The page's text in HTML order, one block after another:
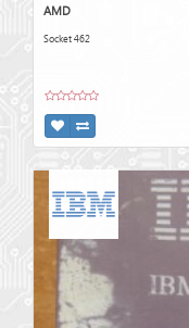
AMD
Socket 462